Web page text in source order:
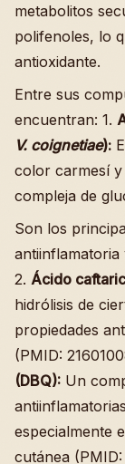
metabolitos
polifenoles, lo
antioxidante.
Entre sus
encuentran: 1.
V. coignetiae):
color carmesí
compleja de
Son los
antiinflamatoria
2. Ácido
hidrólisis de
propiedades
(PMID:
(DBQ): Un
especialmente
cutánea